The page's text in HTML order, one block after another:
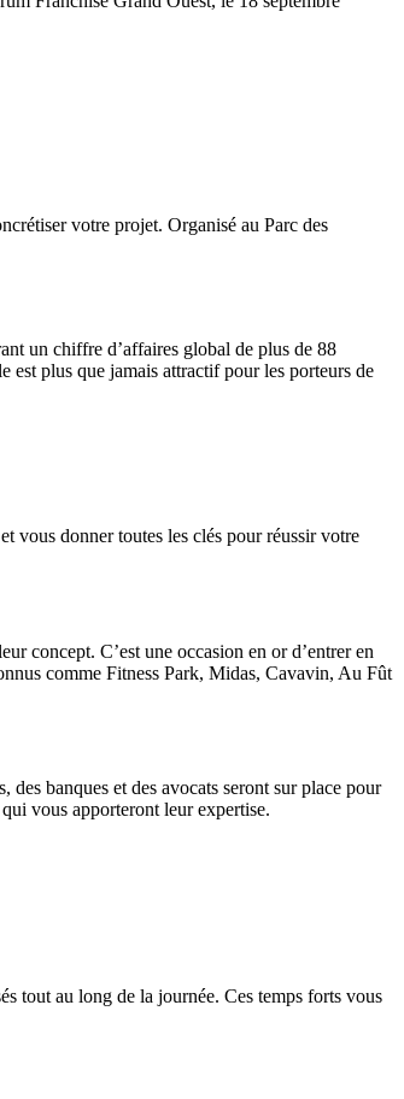
votre projet. Organisé au Parc des
un chiffre d’affaires global de plus de 88
est plus que jamais attractif pour les porteurs de
vous donner toutes les clés pour réussir votre
concept. C’est une occasion en or d’entrer en
comme Fitness Park, Midas, Cavavin, Au Fût
banques et des avocats seront sur place pour
vous apporteront leur expertise.
tout au long de la journée. Ces temps forts vous